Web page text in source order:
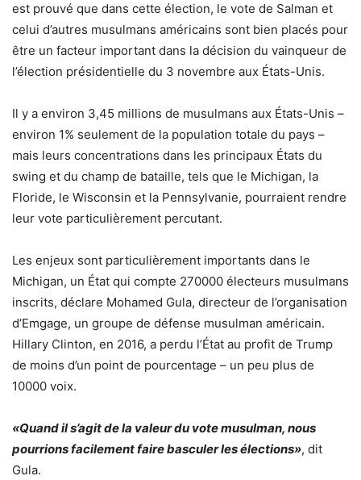
est prouvé que dans cette élection, le vote de Salman et
celui d’autres musulmans américains sont bien placés pour
être un facteur important dans la décision du vainqueur de
l’élection présidentielle du 3 novembre aux États-Unis.
Il y a environ 3,45 millions de musulmans aux États-Unis –
environ 1% seulement de la population totale du pays –
mais leurs concentrations dans les principaux États du
swing et du champ de bataille, tels que le Michigan, la
Floride, le Wisconsin et la Pennsylvanie, pourraient rendre
leur vote particulièrement percutant.
Les enjeux sont particulièrement importants dans le
Michigan, un État qui compte 270000 électeurs musulmans
inscrits, déclare Mohamed Gula, directeur de l’organisation
d’Emgage, un groupe de défense musulman américain.
Hillary Clinton, en 2016, a perdu l’État au profit de Trump
de moins d’un point de pourcentage – un peu plus de
10000 voix.
«Quand il s’agit de la valeur du vote musulman, nous
pourrions facilement faire basculer les élections», dit
Gula.